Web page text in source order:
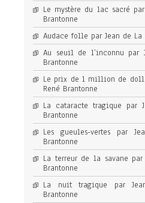
Le mystère du lac sacré
Brantonne
Audace folle par Jean de La
Au seuil de l’inconnu par
Brantonne
Le prix de 1 million de
René Brantonne
La cataracte tragique par
Brantonne
Les gueules-vertes par
Brantonne
La terreur de la savane
Brantonne
La nuit tragique par
Brantonne